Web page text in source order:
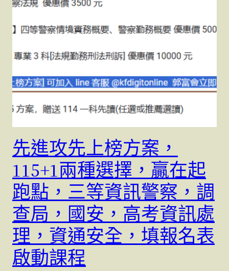
先進攻先上榜方案，
115+1兩種選擇，贏在起
跑點，三等資訊警察，調
查局，國安，高考資訊處
理，資通安全，填報名表
啟動課程